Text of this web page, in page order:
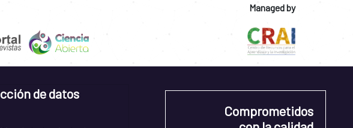
Managed by
de datos
Comprometidos